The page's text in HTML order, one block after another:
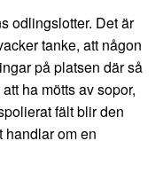
odlingslotter. Det är
tanke, att någon
på platsen där så
ha mötts av sopor,
fält blir den
handlar om en